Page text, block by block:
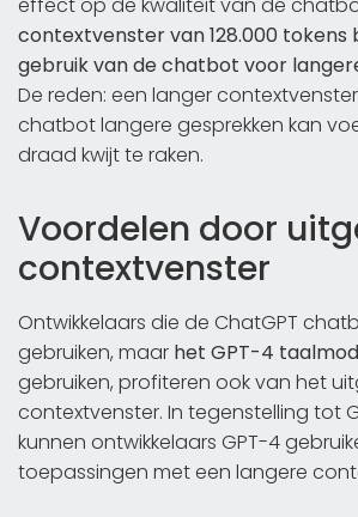
effect op de kwaliteit van de
contextvenster van 128.000
gebruik van de chatbot voor
De reden: een langer
chatbot langere gesprekken kan
draad kwijt te raken.
Voordelen door
contextvenster
Ontwikkelaars die de ChatGPT
gebruiken, maar het GPT-4
gebruiken, profiteren ook van het
contextvenster. In tegenstelling tot
kunnen ontwikkelaars GPT-4
toepassingen met een langere